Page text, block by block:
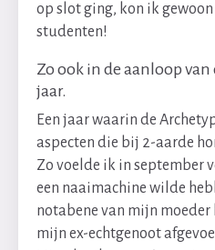
op slot ging, kon ik
studenten!
Zo ook in de aanloop
jaar.
Een jaar waarin de
aspecten die bij 2-aarde
Zo voelde ik in september
een naaimachine wilde
notabene van mijn moeder
mijn ex-echtgenoot